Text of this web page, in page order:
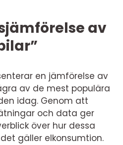
av
en jämförelse av
av de mest populära
idag. Genom att
och data ger
över hur dessa
gäller elkonsumtion.